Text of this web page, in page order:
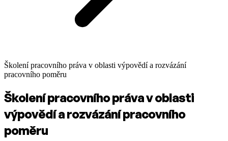
Školení pracovního práva v oblasti výpovědí a rozvázání
pracovního poměru
Školení pracovního práva v oblasti
výpovědí a rozvázání pracovního
poměru